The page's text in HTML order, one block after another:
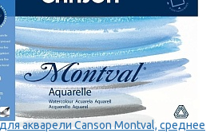
акварели Canson Montval, среднее